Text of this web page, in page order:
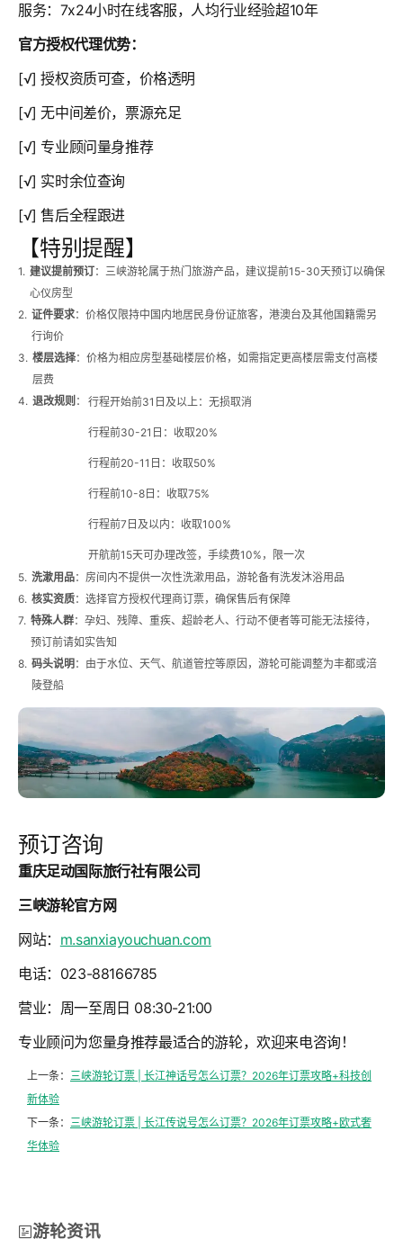
服务：7x24小时在线客服，人均行业经验超10年
官方授权代理优势：
[√] 授权资质可查，价格透明
[√] 无中间差价，票源充足
[√] 专业顾问量身推荐
[√] 实时余位查询
[√] 售后全程跟进
【特别提醒】
1. 建议提前预订：三峡游轮属于热门旅游产品，建议提前15-30天预订以确保
心仪房型
2. 证件要求：价格仅限持中国内地居民身份证旅客，港澳台及其他国籍需另
行询价
3. 楼层选择：价格为相应房型基础楼层价格，如需指定更高楼层需支付高楼
层费
4. 退改规则 ： 行程开始前31日及以上：无损取消
行程前30-21日：收取20%
行程前20-11日：收取50%
行程前10-8日：收取75%
行程前7日及以内：收取100%
开航前15天可办理改签，手续费10%，限一次
5. 洗漱用品：房间内不提供一次性洗漱用品，游轮备有洗发沐浴用品
6. 核实资质：选择官方授权代理商订票，确保售后有保障
7. 特殊人群：孕妇、残障、重疾、超龄老人、行动不便者等可能无法接待，
预订前请如实告知
8. 码头说明 ：由于水位、天气、航道管控等原因，游轮可能调整为丰都或涪
陵登船
预订咨询
重庆足动国际旅行社有限公司
三峡游轮官方网
网站： m.sanxiayouchuan.com
电话：023-88166785
营业：周一至周日 08:30-21:00
专业顾问为您量身推荐最适合的游轮，欢迎来电咨询！
上一条： 三峡游轮订票 | 长江神话号怎么订票？2026年订票攻略+科技创
新体验
下一条： 三峡游轮订票 | 长江传说号怎么订票？2026年订票攻略+欧式奢
华体验
 游轮资讯